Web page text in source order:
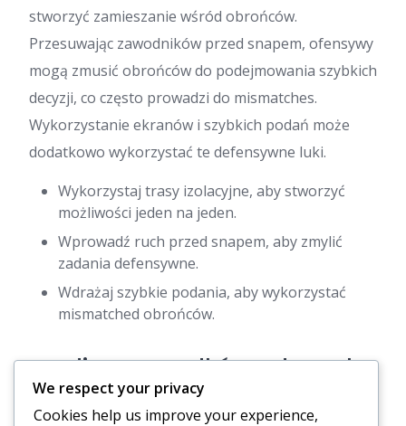
stworzyć zamieszanie wśród obrońców.
Przesuwając zawodników przed snapem, ofensywy
mogą zmusić obrońców do podejmowania szybkich
decyzji, co często prowadzi do mismatches.
Wykorzystanie ekranów i szybkich podań może
dodatkowo wykorzystać te defensywne luki.
Wykorzystaj trasy izolacyjne, aby stworzyć
możliwości jeden na jeden.
Wprowadź ruch przed snapem, aby zmylić
zadania defensywne.
Wdrażaj szybkie podania, aby wykorzystać
mismatched obrońców.
Studia przypadków udanych
mismatches
We respect your privacy
Cookies help us improve your experience,